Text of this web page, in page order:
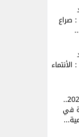
صراع
تنسيق الطب 2026..
في